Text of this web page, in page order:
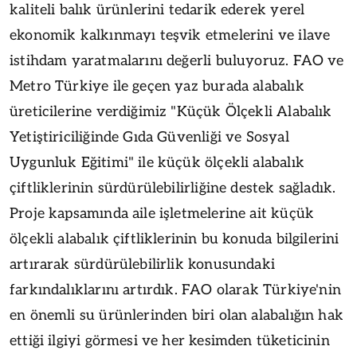
kaliteli balık ürünlerini tedarik ederek yerel
ekonomik kalkınmayı teşvik etmelerini ve ilave
istihdam yaratmalarını değerli buluyoruz. FAO ve
Metro Türkiye ile geçen yaz burada alabalık
üreticilerine verdiğimiz "Küçük Ölçekli Alabalık
Yetiştiriciliğinde Gıda Güvenliği ve Sosyal
Uygunluk Eğitimi" ile küçük ölçekli alabalık
çiftliklerinin sürdürülebilirliğine destek sağladık.
Proje kapsamında aile işletmelerine ait küçük
ölçekli alabalık çiftliklerinin bu konuda bilgilerini
artırarak sürdürülebilirlik konusundaki
farkındalıklarını artırdık. FAO olarak Türkiye'nin
en önemli su ürünlerinden biri olan alabalığın hak
ettiği ilgiyi görmesi ve her kesimden tüketicinin